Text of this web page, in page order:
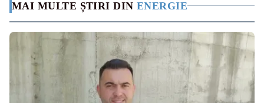
MAI MULTE ȘTIRI DIN ENERGIE